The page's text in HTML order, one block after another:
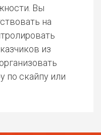
Вы
на
из
по скайпу или